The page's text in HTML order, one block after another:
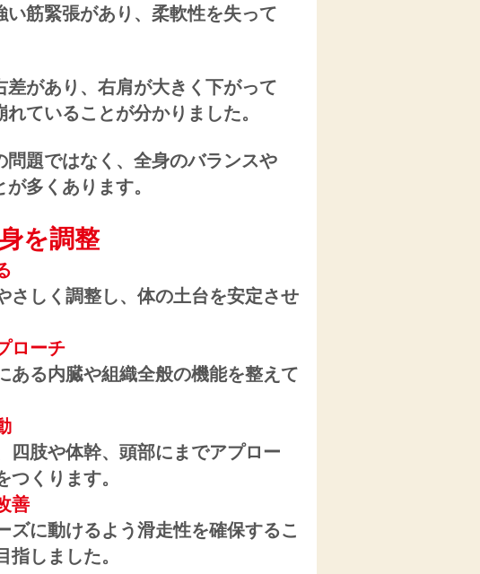
筋緊張があり、柔軟性を失って
があり、右肩が大きく下がって
ていることが分かりました。
題ではなく、全身のバランスや
多くあります。
を調整
さしく調整し、体の土台を安定させ
ローチ
ある内臓や組織全般の機能を整えて
四肢や体幹、頭部にまでアプロー
くります。
善
ズに動けるよう滑走性を確保するこ
しました。